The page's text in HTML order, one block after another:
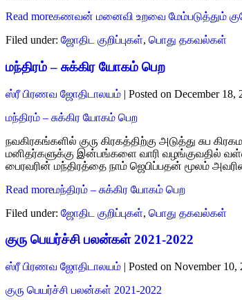
Read moreகணவன் மனைவி உறவை மேம்படுத்தும்
Filed under: ஜோதிட குறிப்புகள், பொது தகவல்கள்
மந்திரம் – சுக்கிர யோகம் பெற
ஸ்ரீ பிரணவ ஜோதிடாலயம் | Posted on December 18,
மந்திரம் – சுக்கிர யோகம் பெற
நவகிரகங்களில் குரு கிரகத்திற்கு அடுத்து சுப
மனிதர்களுக்கு இன்பங்களை வாரி வழங்குவதில்
பைரவரின் மந்திரத்தை நாம் ஜெபிப்பதன் மூலம்
Read moreமந்திரம் – சுக்கிர யோகம் பெற
Filed under: ஜோதிட குறிப்புகள், பொது தகவல்கள்
குரு பெயர்ச்சி பலன்கள் 2021-2022
ஸ்ரீ பிரணவ ஜோதிடாலயம் | Posted on November 10,
குரு பெயர்ச்சி பலன்கள் 2021-2022